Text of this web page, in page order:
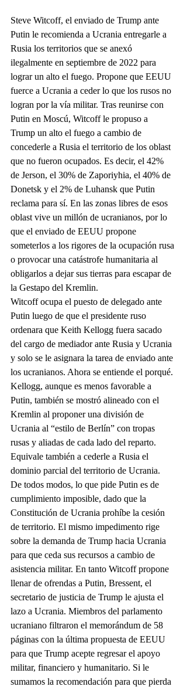
Steve Witcoff, el enviado de Trump ante
Putin le recomienda a Ucrania entregarle a
Rusia los territorios que se anexó
ilegalmente en septiembre de 2022 para
lograr un alto el fuego. Propone que EEUU
fuerce a Ucrania a ceder lo que los rusos no
logran por la vía militar. Tras reunirse con
Putin en Moscú, Witcoff le propuso a
Trump un alto el fuego a cambio de
concederle a Rusia el territorio de los oblast
que no fueron ocupados. Es decir, el 42%
de Jerson, el 30% de Zaporiyhia, el 40% de
Donetsk y el 2% de Luhansk que Putin
reclama para sí. En las zonas libres de esos
oblast vive un millón de ucranianos, por lo
que el enviado de EEUU propone
someterlos a los rigores de la ocupación rusa
o provocar una catástrofe humanitaria al
obligarlos a dejar sus tierras para escapar de
la Gestapo del Kremlin.
Witcoff ocupa el puesto de delegado ante
Putin luego de que el presidente ruso
ordenara que Keith Kellogg fuera sacado
del cargo de mediador ante Rusia y Ucrania
y solo se le asignara la tarea de enviado ante
los ucranianos. Ahora se entiende el porqué.
Kellogg, aunque es menos favorable a
Putin, también se mostró alineado con el
Kremlin al proponer una división de
Ucrania al “estilo de Berlín” con tropas
rusas y aliadas de cada lado del reparto.
Equivale también a cederle a Rusia el
dominio parcial del territorio de Ucrania.
De todos modos, lo que pide Putin es de
cumplimiento imposible, dado que la
Constitución de Ucrania prohíbe la cesión
de territorio. El mismo impedimento rige
sobre la demanda de Trump hacia Ucrania
para que ceda sus recursos a cambio de
asistencia militar. En tanto Witcoff propone
llenar de ofrendas a Putin, Bressent, el
secretario de justicia de Trump le ajusta el
lazo a Ucrania. Miembros del parlamento
ucraniano filtraron el memorándum de 58
páginas con la última propuesta de EEUU
para que Trump acepte regresar el apoyo
militar, financiero y humanitario. Si le
sumamos la recomendación para que pierda